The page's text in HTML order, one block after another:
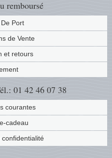
remboursé
Port
de Vente
et retours
01 42 46 07 38
courantes
cadeau
confidentialité